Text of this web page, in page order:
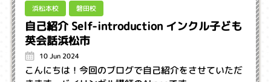
浜松本校 磐田校
自己紹介 Self-introduction インクル子ども
英会話浜松市
10 Jun 2024
こんにちは！今回のブログで自己紹介をさせていただ